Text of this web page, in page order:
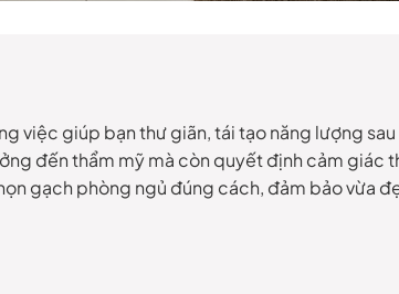
việc giúp bạn thư giãn, tái tạo năng lượng
đến thẩm mỹ mà còn quyết định cảm giác
gạch phòng ngủ đúng cách, đảm bảo vừa